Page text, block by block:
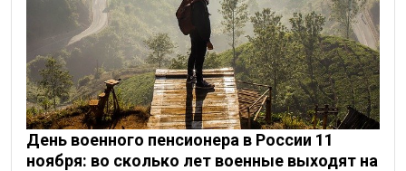
День военного пенсионера в России 11
ноября: во сколько лет военные выходят на